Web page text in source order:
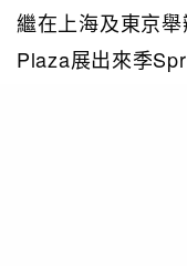
繼在上海及東京
Plaza展出來季